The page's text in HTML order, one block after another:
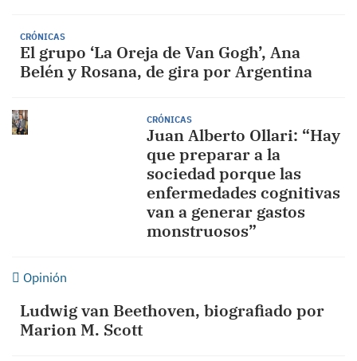
CRÓNICAS
El grupo ‘La Oreja de Van Gogh’, Ana
Belén y Rosana, de gira por Argentina
CRÓNICAS
Juan Alberto Ollari: “Hay
que preparar a la
sociedad porque las
enfermedades cognitivas
van a generar gastos
monstruosos”
Opinión
Ludwig van Beethoven, biografiado por
Marion M. Scott